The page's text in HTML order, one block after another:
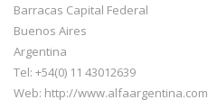
Barracas Capital Federal
Buenos Aires
Argentina
Tel: +54(0) 11 43012639
Web: http://www.alfaargentina.com